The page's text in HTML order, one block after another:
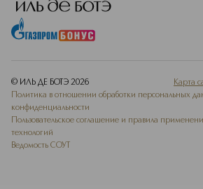
© ИЛЬ ДЕ БОТЭ 2026
Карта
Политика в отношении обработки персональных
конфиденциальности
Пользовательское соглашение и правила
технологий
Ведомость СОУТ